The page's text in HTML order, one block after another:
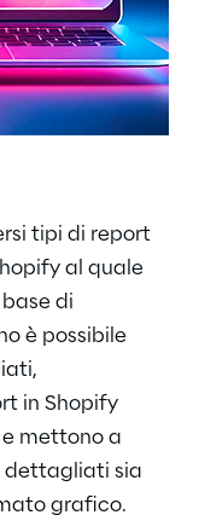
tipi di report
al quale
di
è possibile
in Shopify
mettono a
dettagliati sia
grafico.